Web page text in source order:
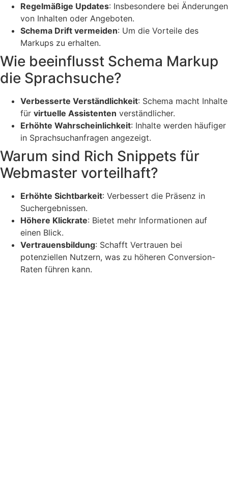
Regelmäßige Updates: Insbesondere bei Änderungen
von Inhalten oder Angeboten.
Schema Drift vermeiden: Um die Vorteile des
Markups zu erhalten.
Wie beeinflusst Schema Markup
die Sprachsuche?
Verbesserte Verständlichkeit: Schema macht Inhalte
für virtuelle Assistenten verständlicher.
Erhöhte Wahrscheinlichkeit: Inhalte werden häufiger
in Sprachsuchanfragen angezeigt.
Warum sind Rich Snippets für
Webmaster vorteilhaft?
Erhöhte Sichtbarkeit: Verbessert die Präsenz in
Suchergebnissen.
Höhere Klickrate: Bietet mehr Informationen auf
einen Blick.
Vertrauensbildung: Schafft Vertrauen bei
potenziellen Nutzern, was zu höheren Conversion-
Raten führen kann.